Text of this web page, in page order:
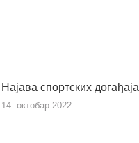
Најава спортских догађаја
14. октобар 2022.